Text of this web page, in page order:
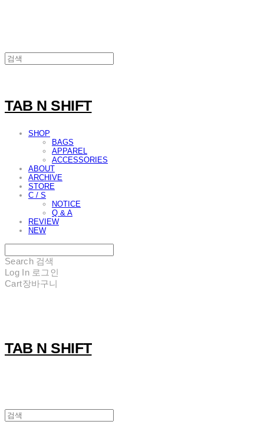
TAB N SHIFT
SHOP
BAGS
APPAREL
ACCESSORIES
ABOUT
ARCHIVE
STORE
C / S
NOTICE
Q & A
REVIEW
NEW
Search 검색
Log In 로그인
Cart장바구니
TAB N SHIFT